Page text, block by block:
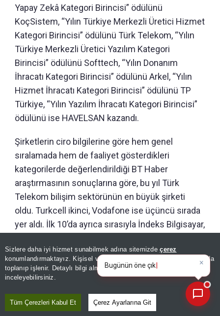
Sizlere daha iyi hizmet sunabilmek adına sitemizdeçerez
konumlandırmaktayız. Kişisel verileriniz, KVKK ve GDPR kapsamında
toplanıp işlenir. Detaylı bilgi almak içinAydınlatma Metnimizi
inceleyebilirsiniz.
Tüm Çerezleri Kabul Et Çerez Ayarlarına Git
Yapay Zekâ Kategori Birincisi” ödülünü
KoçSistem, “Yılın Türkiye Merkezli Üretici Hizmet
Kategori Birincisi” ödülünü Türk Telekom, “Yılın
Türkiye Merkezli Üretici Yazılım Kategori
Birincisi” ödülünü Softtech, “Yılın Donanım
İhracatı Kategori Birincisi” ödülünü Arkel, “Yılın
Hizmet İhracatı Kategori Birincisi” ödülünü TP
Türkiye, “Yılın Yazılım İhracatı Kategori Birincisi”
ödülünü ise HAVELSAN kazandı.
Şirketlerin ciro bilgilerine göre hem genel
sıralamada hem de faaliyet gösterdikleri
kategorilerde değerlendirildiği BT Haber
araştırmasının sonuçlarına göre, bu yıl Türk
Telekom bilişim sektörünün en büyük şirketi
oldu. Turkcell ikinci, Vodafone ise üçüncü sırada
yer aldı. İlk 10’da ayrıca sırasıyla İndeks Bilgisayar,
Ingram Micro ve Türksat yer alarak sektörün lider
şirketleri arasında konumlandı.
GÜNÜN ÖZETİ
×
Bugünün öne çıkan manşetleri
ve gelişmeleri neler?